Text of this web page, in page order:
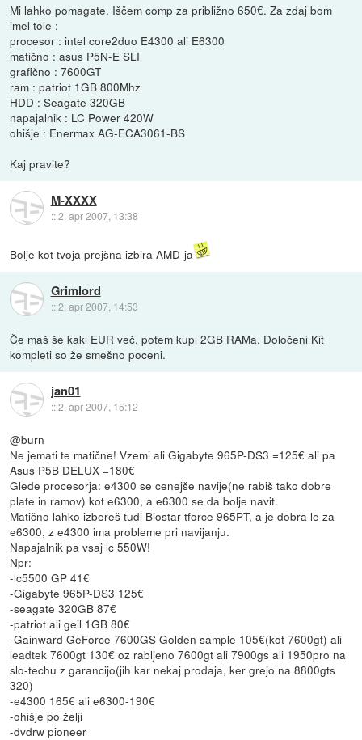
Mi lahko pomagate. Iščem comp za približno 650€. Za zdaj bom
imel tole :
procesor : intel core2duo E4300 ali E6300
matično : asus P5N-E SLI
grafično : 7600GT
ram : patriot 1GB 800Mhz
HDD : Seagate 320GB
napajalnik : LC Power 420W
ohišje : Enermax AG-ECA3061-BS
Kaj pravite?
M-XXXX
::2. apr 2007, 13:38
Bolje kot tvoja prejšna izbira AMD-ja
Grimlord
::2. apr 2007, 14:53
Če maš še kaki EUR več, potem kupi 2GB RAMa. Določeni Kit
kompleti so že smešno poceni.
jan01
::2. apr 2007, 15:12
@burn
Ne jemati te matične! Vzemi ali Gigabyte 965P-DS3 =125€ ali pa
Asus P5B DELUX =180€
Glede procesorja: e4300 se cenejše navije(ne rabiš tako dobre
plate in ramov) kot e6300, a e6300 se da bolje navit.
Matično lahko izbereš tudi Biostar tforce 965PT, a je dobra le za
e6300, z e4300 ima probleme pri navijanju.
Napajalnik pa vsaj lc 550W!
Npr:
-lc5500 GP 41€
-Gigabyte 965P-DS3 125€
-seagate 320GB 87€
-patriot ali geil 1GB 80€
-Gainward GeForce 7600GS Golden sample 105€(kot 7600gt) ali
leadtek 7600gt 130€ oz rabljeno 7600gt ali 7900gs ali 1950pro na
slo-techu z garancijo(jih kar nekaj prodaja, ker grejo na 8800gts
320)
-e4300 165€ ali e6300-190€
-ohišje po želji
-dvdrw pioneer